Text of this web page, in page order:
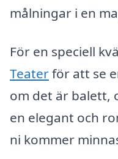
målningar i en
För en speciell
Teaterför att se
om det är balett,
en elegant och
ni kommer